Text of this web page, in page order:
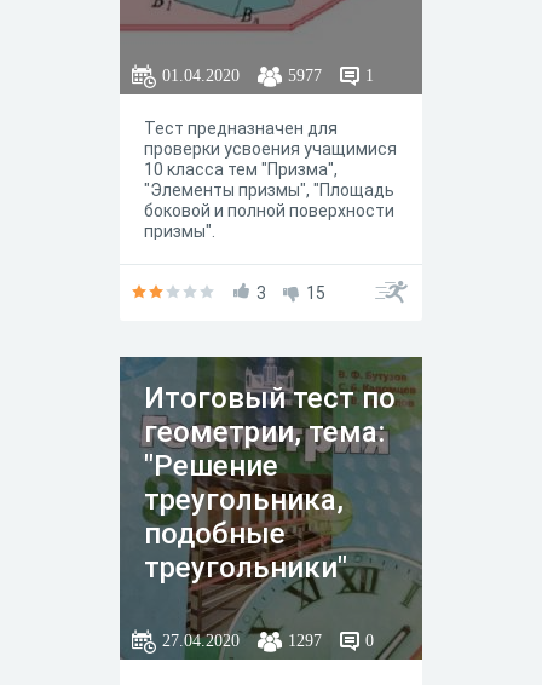
01.04.2020 5977 1
Тест предназначен для
проверки усвоения учащимися
10 класса тем "Призма",
"Элементы призмы", "Площадь
боковой и полной поверхности
призмы".
3 15
Итоговый тест по
геометрии, тема:
"Решение
треугольника,
подобные
треугольники"
27.04.2020 1297 0